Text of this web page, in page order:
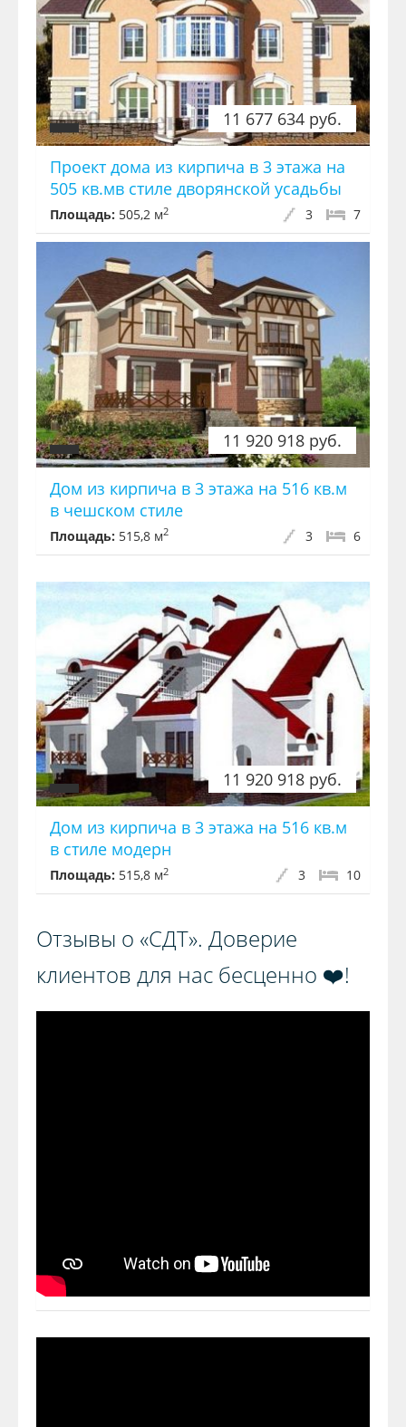
11 677 634 руб.
Проект дома из кирпича в 3 этажа на
505 кв.мв стиле дворянской усадьбы
Площадь: 505,2 м2 7
3
11 920 918 руб.
Дом из кирпича в 3 этажа на 516 кв.м
в чешском стиле
Площадь: 515,8 м2 6
3
11 920 918 руб.
Дом из кирпича в 3 этажа на 516 кв.м
в стиле модерн
Площадь: 515,8 м2 10
3
Отзывы о «СДТ». Доверие
клиентов для нас бесценно ❤️!